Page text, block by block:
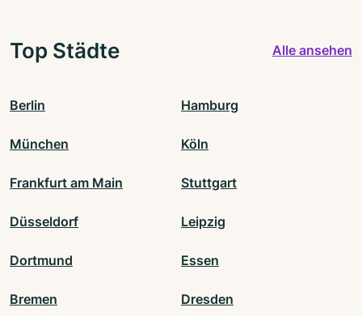
Top Städte Alle ansehen
Berlin Hamburg
München Köln
Frankfurt am Main Stuttgart
Düsseldorf Leipzig
Dortmund Essen
Bremen Dresden